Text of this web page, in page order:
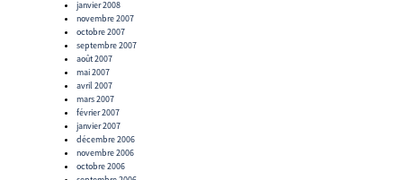
janvier 2008
novembre 2007
octobre 2007
septembre 2007
août 2007
mai 2007
avril 2007
mars 2007
février 2007
janvier 2007
décembre 2006
novembre 2006
octobre 2006